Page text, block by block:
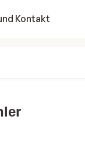
Kontakt